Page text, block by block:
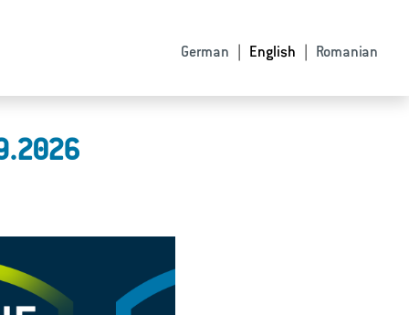
German English Romanian